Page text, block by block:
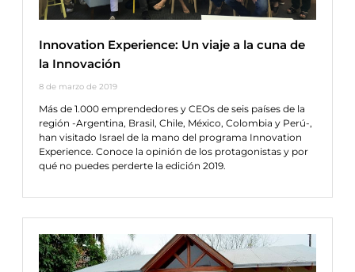
Innovation Experience: Un viaje a la cuna de
la Innovación
8 de marzo de 2019
Más de 1.000 emprendedores y CEOs de seis países de la
región -Argentina, Brasil, Chile, México, Colombia y Perú-,
han visitado Israel de la mano del programa Innovation
Experience. Conoce la opinión de los protagonistas y por
qué no puedes perderte la edición 2019.